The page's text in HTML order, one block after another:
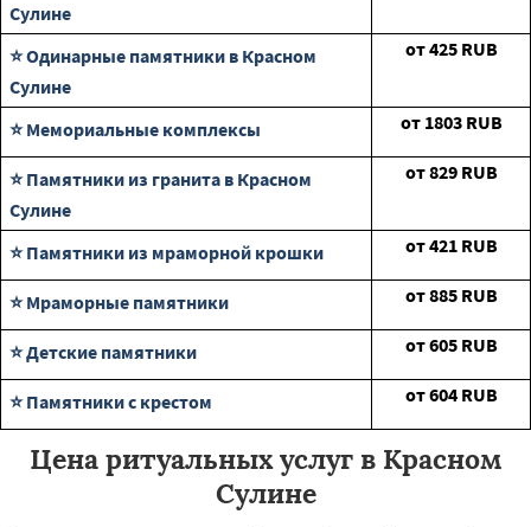
Сулине
⭐ Одинарные памятники в Красном
Сулине
от425 RUB
⭐ Мемориальные комплексы от 1803 RUB
⭐ Памятники из гранита в Красном
Сулине
от829 RUB
⭐ Памятники из мраморной крошки от421 RUB
⭐ Мраморные памятники от885 RUB
⭐ Детские памятники от605 RUB
⭐ Памятники с крестом от604 RUB
Цена ритуальных услуг в Красном
Сулине